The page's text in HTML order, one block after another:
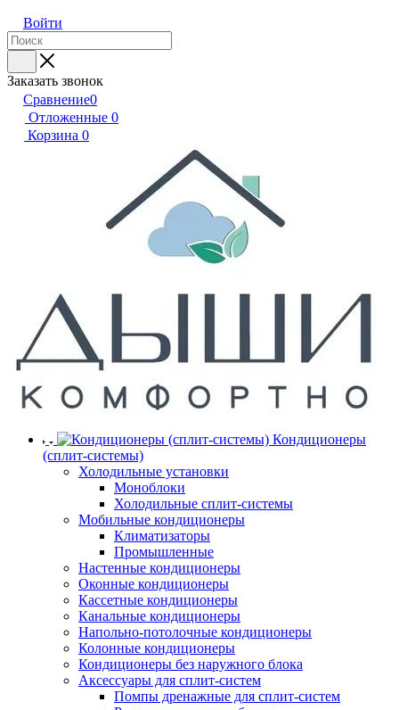
Войти
Заказать звонок
Сравнение0
Отложенные 0
Корзина 0
Кондиционеры
(сплит-системы)
Холодильные установки
Моноблоки
Холодильные сплит-системы
Мобильные кондиционеры
Климатизаторы
Промышленные
Настенные кондиционеры
Оконные кондиционеры
Кассетные кондиционеры
Канальные кондиционеры
Напольно-потолочные кондиционеры
Колонные кондиционеры
Кондиционеры без наружного блока
Аксессуары для сплит-систем
Помпы дренажные для сплит-систем